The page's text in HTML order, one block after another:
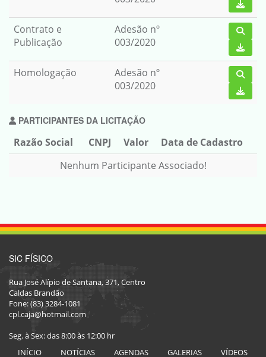
Contrato e
Publicação
Adesão nº
003/2020
Homologação
Adesão nº
003/2020
PARTICIPANTES DA LICITAÇÃO
Razão Social CNPJ Valor
Data de Cadastro
Nenhum Participante Associado!
SIC FÍSICO
Rua José Alípio de Santana, 371, Centro
Caldas Brandão
Fone: (83) 3284-1081
cpl.caja@hotmail.com
Seg. à Sex: das 8:00 às 12:00 hr
INÍCIO
NOTÍCIAS AGENDAS GALERIAS VÍDEOS